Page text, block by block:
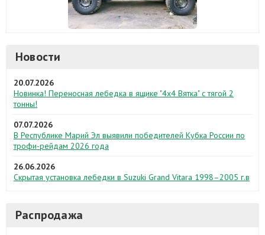
Новости
20.07.2026
Новинка! Переносная лебедка в ящике "4х4 Вятка" с тягой 2
тонны!
07.07.2026
В Республике Марий Эл выявили победителей Кубка России по
трофи-рейдам 2026 года
26.06.2026
Скрытая установка лебедки в Suzuki Grand Vitara 1998–2005 г.в
Распродажа